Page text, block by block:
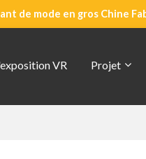
de mode en gros Chine
VR Projet